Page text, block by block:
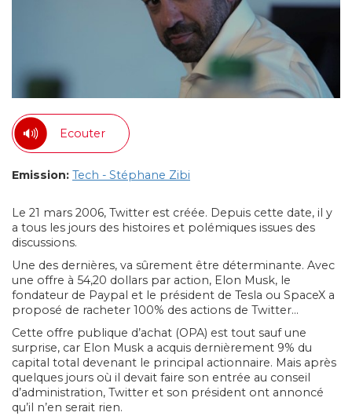
Ecouter
Emission: Tech - Stéphane Zibi
Le 21 mars 2006, Twitter est créée. Depuis cette date, il y
a tous les jours des histoires et polémiques issues des
discussions.
Une des dernières, va sûrement être déterminante. Avec
une offre à 54,20 dollars par action, Elon Musk, le
fondateur de Paypal et le président de Tesla ou SpaceX a
proposé de racheter 100% des actions de Twitter…
Cette offre publique d’achat (OPA) est tout sauf une
surprise, car Elon Musk a acquis dernièrement 9% du
capital total devenant le principal actionnaire. Mais après
quelques jours où il devait faire son entrée au conseil
d’administration, Twitter et son président ont annoncé
qu’il n’en serait rien.